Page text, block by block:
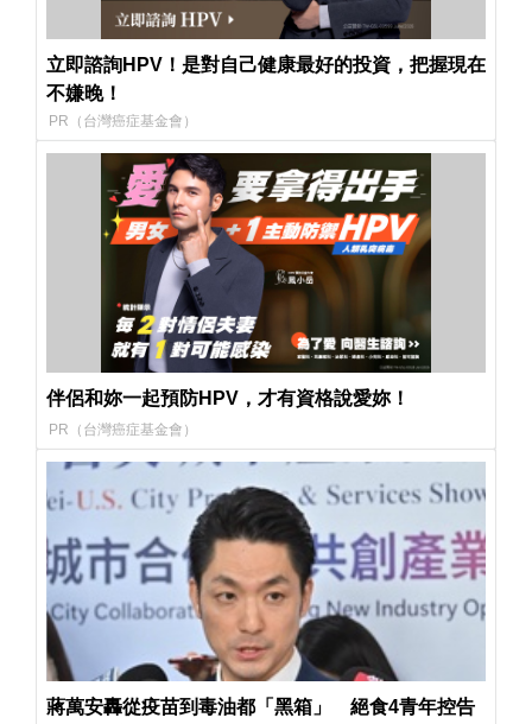
立即諮詢HPV！是對自己健康最好的投資，把握現在
不嫌晚！
PR（台灣癌症基金會）
伴侶和妳一起預防HPV，才有資格說愛妳！
PR（台灣癌症基金會）
蔣萬安轟從疫苗到毒油都「黑箱」 絕食4青年控告